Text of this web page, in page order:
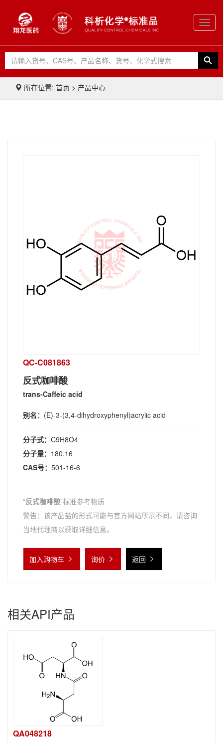
所在位置: 首页 > 产品中心
QC-C081863
反式咖啡酸
trans-Caffeic acid
别名： (E)-3-(3,4-dihydroxyphenyl)acrylic acid
分子式： C9H8O4
分子量： 180.16
CAS号： 501-16-6
“反式咖啡酸”标准参考物质
警告：该产品盐的形式可能与官方网站所示不同，请咨询
当地代理商以获取详细信息。
加入购物车 询价 返回
相关API产品
QA048218